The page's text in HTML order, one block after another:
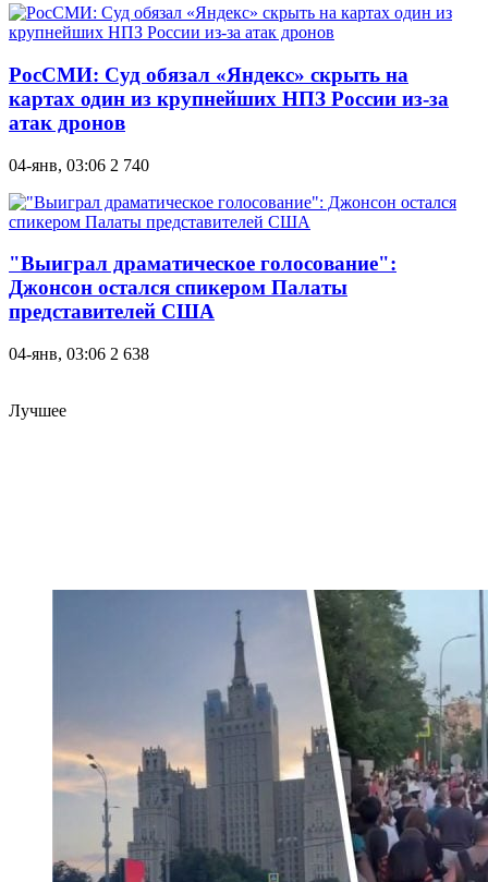
РосСМИ: Суд обязал «Яндекс» скрыть на
картах один из крупнейших НПЗ России из-за
атак дронов
04-янв, 03:06 2 740
"Выиграл драматическое голосование":
Джонсон остался спикером Палаты
представителей США
04-янв, 03:06 2 638
Лучшее